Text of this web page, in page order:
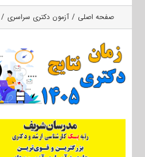
صفحه اصلی آزمون دکتری سراسری